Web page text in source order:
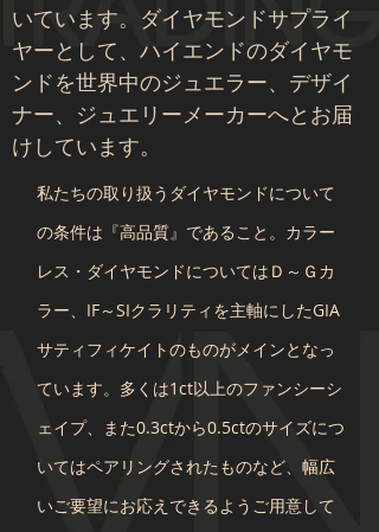
いています。ダイヤモンドサプライ
ヤーとして、ハイエンドのダイヤモ
ンドを世界中のジュエラー、デザイ
ナー、ジュエリーメーカーへとお届
けしています。
​私たちの取り扱うダイヤモンドについて
の条件は『高品質』であること。カラー
レス・ダイヤモンドについてはＤ～Ｇカ
ラー、IF～SIクラリティを主軸にしたGIA
サティフィケイトのものがメインとなっ
ています。多くは1ct以上のファンシーシ
ェイプ、また0.3ctから0.5ctのサイズにつ
いてはペアリングされたものなど、幅広
いご要望にお応えできるようご用意して